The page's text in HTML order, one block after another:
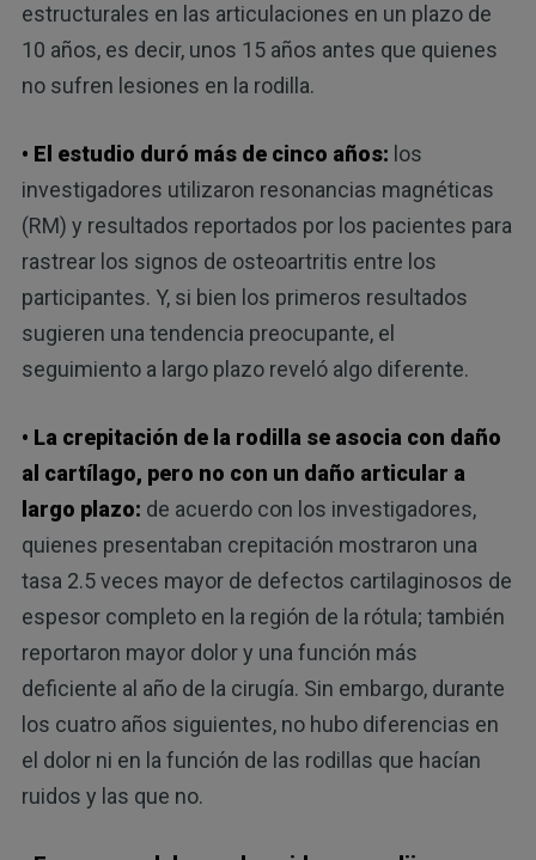
estructurales en las articulaciones en un plazo de
10 años, es decir, unos 15 años antes que quienes
no sufren lesiones en la rodilla.
• El estudio duró más de cinco años: los
investigadores utilizaron resonancias magnéticas
(RM) y resultados reportados por los pacientes para
rastrear los signos de osteoartritis entre los
participantes. Y, si bien los primeros resultados
sugieren una tendencia preocupante, el
seguimiento a largo plazo reveló algo diferente.
• La crepitación de la rodilla se asocia con daño
al cartílago, pero no con un daño articular a
largo plazo: de acuerdo con los investigadores,
quienes presentaban crepitación mostraron una
tasa 2.5 veces mayor de defectos cartilaginosos de
espesor completo en la región de la rótula; también
reportaron mayor dolor y una función más
deficiente al año de la cirugía. Sin embargo, durante
los cuatro años siguientes, no hubo diferencias en
el dolor ni en la función de las rodillas que hacían
ruidos y las que no.